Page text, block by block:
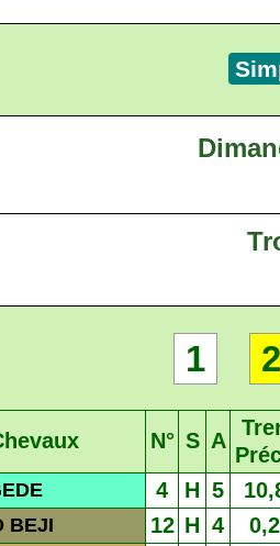
1 2
N° S A
4 H 5
BEJI 12 H 4